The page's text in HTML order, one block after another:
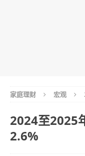
家庭理财 宏观
2024至2025
2.6%